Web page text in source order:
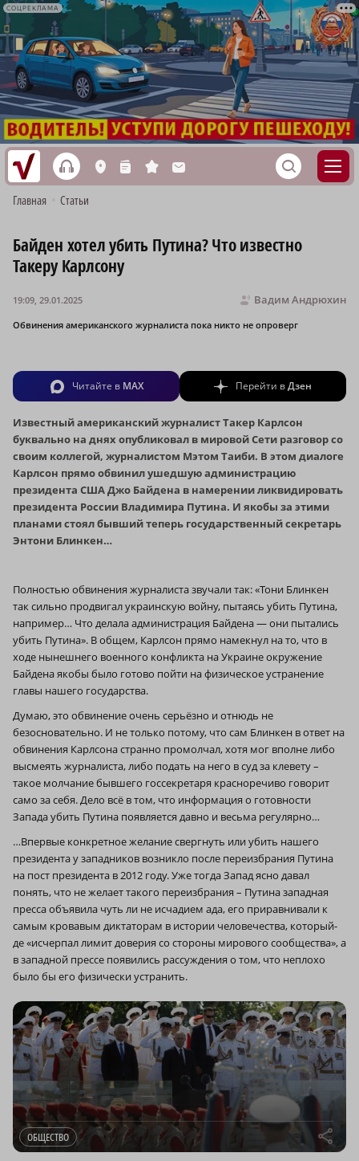
СОЦРЕКЛАМА
h L n s M S
Главная Статьи
Байден хотел убить Путина? Что известно
Такеру Карлсону
Вадим Андрюхин
19:09, 29.01.2025
Обвинения американского журналиста пока никто не опроверг
Читайте в MAX Перейти вДзен
Известный американский журналист Такер Карлсон
буквально на днях опубликовал в мировой Сети разговор со
своим коллегой, журналистом Мэтом Таиби. В этом диалоге
Карлсон прямо обвинил ушедшую администрацию
президента США Джо Байдена в намерении ликвидировать
президента России Владимира Путина. И якобы за этими
планами стоял бывший теперь государственный секретарь
Энтони Блинкен…
Полностью обвинения журналиста звучали так: «Тони Блинкен
так сильно продвигал украинскую войну, пытаясь убить Путина,
например… Что делала администрация Байдена — они пытались
убить Путина». В общем, Карлсон прямо намекнул на то, что в
ходе нынешнего военного конфликта на Украине окружение
Байдена якобы было готово пойти на физическое устранение
главы нашего государства.
Думаю, это обвинение очень серьёзно и отнюдь не
безосновательно. И не только потому, что сам Блинкен в ответ на
обвинения Карлсона странно промолчал, хотя мог вполне либо
высмеять журналиста, либо подать на него в суд за клевету –
такое молчание бывшего госсекретаря красноречиво говорит
само за себя. Дело всё в том, что информация о готовности
Запада убить Путина появляется давно и весьма регулярно…
…Впервые конкретное желание свергнуть или убить нашего
президента у западников возникло после переизбрания Путина
на пост президента в 2012 году. Уже тогда Запад ясно давал
понять, что не желает такого переизбрания – Путина западная
пресса объявила чуть ли не исчадием ада, его приравнивали к
самым кровавым диктаторам в истории человечества, который-
де «исчерпал лимит доверия со стороны мирового сообщества», а
в западной прессе появились рассуждения о том, что неплохо
было бы его физически устранить.
ОБЩЕСТВО r